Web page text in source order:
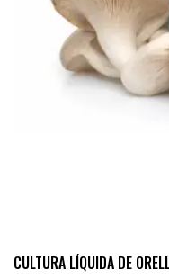
CULTURA LÍQUIDA DE